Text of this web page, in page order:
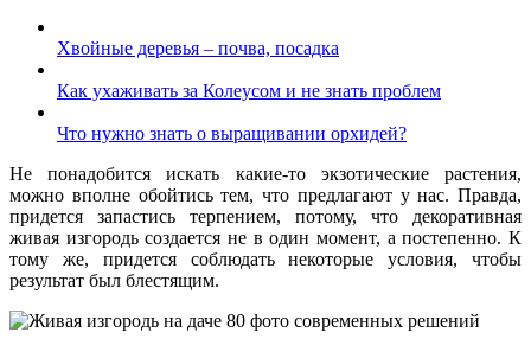
Хвойные деревья – почва, посадка
Как ухаживать за Колеусом и не знать проблем
Что нужно знать о выращивании орхидей?
Не понадобится искать какие-то экзотические растения,
можно вполне обойтись тем, что предлагают у нас. Правда,
придется запастись терпением, потому, что декоративная
живая изгородь создается не в один момент, а постепенно. К
тому же, придется соблюдать некоторые условия, чтобы
результат был блестящим.